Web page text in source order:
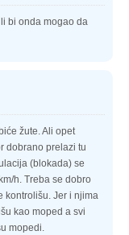
bi onda mogao da
žute. Ali opet
dobrano prelazi tu
(blokada) se
h. Treba se dobro
kontrolišu. Jer i njima
kao moped a svi
mopedi.